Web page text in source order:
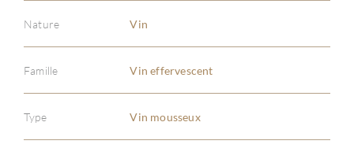
À
Nature Vin
Famille Vin effervescent
Type Vin mousseux